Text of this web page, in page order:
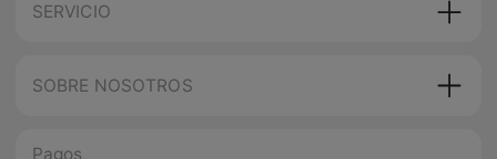
SERVICIO
SOBRE NOSOTROS
Pagos